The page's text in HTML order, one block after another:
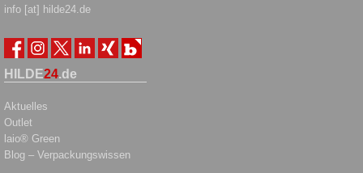
info [at] hilde24.de
HILDE24.de
Aktuelles
Outlet
laio® Green
Blog – Verpackungswissen